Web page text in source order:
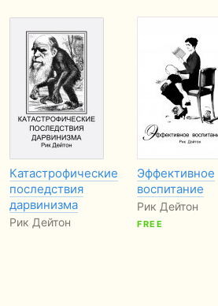
Катастрофические
последствия
дарвинизма
Рик Дейтон
Эффективное
воспитание
Рик Дейтон
FREE